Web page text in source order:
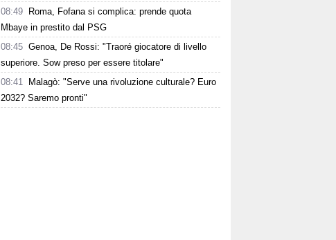
08:49
Roma, Fofana si complica: prende quota
Mbaye in prestito dal PSG
08:45 Genoa, De Rossi: "Traoré giocatore di livello
superiore. Sow preso per essere titolare"
08:41
Malagò: "Serve una rivoluzione culturale? Euro
2032? Saremo pronti"